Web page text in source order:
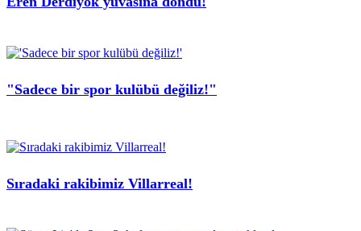
"Sadece bir spor kulübü değiliz!"
Sıradaki rakibimiz Villarreal!